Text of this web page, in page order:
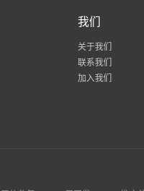
我们
关于我们
联系我们
加入我们